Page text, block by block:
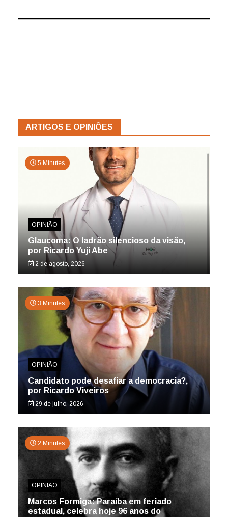
ARTIGOS E OPINIÕES
5 Minutes
OPINIÃO
Glaucoma: O ladrão silencioso da visão,
por Ricardo Yuji Abe
2 de agosto, 2026
3 Minutes
OPINIÃO
Candidato pode desafiar a democracia?,
por Ricardo Viveiros
29 de julho, 2026
2 Minutes
OPINIÃO
Marcos Formiga: Paraíba em feriado
estadual, celebra hoje 96 anos do